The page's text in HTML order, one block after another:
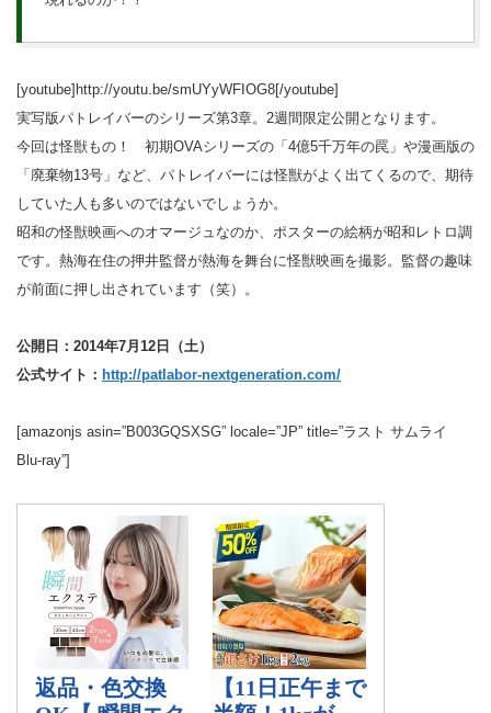
[youtube]http://youtu.be/smUYyWFIOG8[/youtube]
実写版パトレイバーのシリーズ第3章。2週間限定公開となります。
今回は怪獣もの！ 初期OVAシリーズの「4億5千万年の罠」や漫画版の
「廃棄物13号」など、パトレイバーには怪獣がよく出てくるので、期待
していた人も多いのではないでしょうか。
昭和の怪獣映画へのオマージュなのか、ポスターの絵柄が昭和レトロ調
です。熱海在住の押井監督が熱海を舞台に怪獣映画を撮影。監督の趣味
が前面に押し出されています（笑）。
公開日：2014年7月12日（土）
公式サイト： http://patlabor-nextgeneration.com/
[amazonjs asin=”B003GQSXSG” locale=”JP” title=”ラスト サムライ
Blu-ray”]